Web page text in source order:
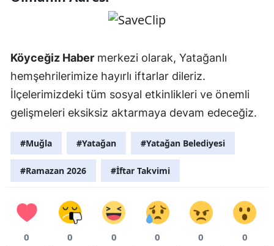
Köyceğiz Haber merkezi olarak, Yatağanlı
hemşehrilerimize hayırlı iftarlar dileriz.
İlçelerimizdeki tüm sosyal etkinlikleri ve önemli
gelişmeleri eksiksiz aktarmaya devam edeceğiz.
#Muğla #Yatağan #Yatağan Belediyesi
#Ramazan 2026 #İftar Takvimi
0 0 0 0 0 0